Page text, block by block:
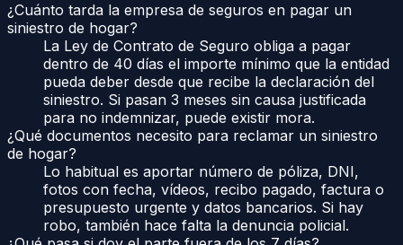
¿Cuánto tarda la empresa de seguros en pagar un
siniestro de hogar?
La Ley de Contrato de Seguro obliga a pagar
dentro de 40 días el importe mínimo que la entidad
pueda deber desde que recibe la declaración del
siniestro. Si pasan 3 meses sin causa justificada
para no indemnizar, puede existir mora.
¿Qué documentos necesito para reclamar un siniestro
de hogar?
Lo habitual es aportar número de póliza, DNI,
fotos con fecha, vídeos, recibo pagado, factura o
presupuesto urgente y datos bancarios. Si hay
robo, también hace falta la denuncia policial.